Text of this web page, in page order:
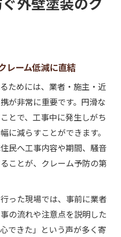
レーム低減に直結
ためには、業者・施主・近
が非常に重要です。円滑な
とで、工事中に発生しがち
に減らすことができます。
民へ工事内容や期間、騒音
ことが、クレーム予防の第
った現場では、事前に業者
の流れや注意点を説明した
できた」という声が多く寄